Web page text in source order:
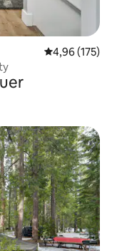
Note
4,96 (175)